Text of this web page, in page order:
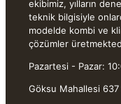
ekibimiz, yılların
teknik bilgisiyle
modelde kombi ve
çözümler
Pazartesi - Pazar:
Göksu Mahallesi